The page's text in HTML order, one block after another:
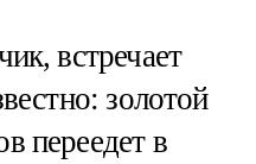
встречает
золотой
переедет в